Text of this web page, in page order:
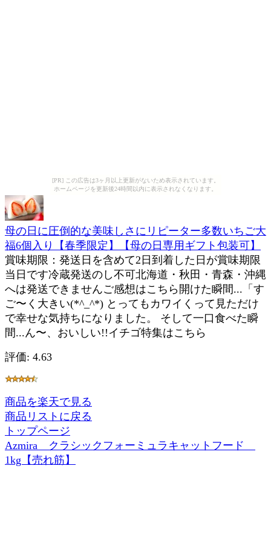
[PR] この広告は3ヶ月以上更新がないため表示されています。
ホームページを更新後24時間以内に表示されなくなります。
母の日に圧倒的な美味しさにリピーター多数いちご大
福6個入り【春季限定】【母の日専用ギフト包装可】
賞味期限：発送日を含めて2日到着した日が賞味期限
当日です冷蔵発送のし不可北海道・秋田・青森・沖縄
へは発送できませんご感想はこちら開けた瞬間...「す
ご〜く大きい(*^_^*) とってもカワイくって見ただけ
で幸せな気持ちになりました。 そして一口食べた瞬
間...ん〜、おいしい!!イチゴ特集はこちら
評価: 4.63
商品を楽天で見る
商品リストに戻る
トップページ
Azmira クラシックフォーミュラキャットフード
1kg【売れ筋】